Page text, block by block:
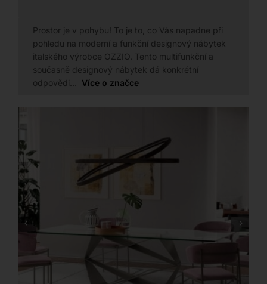
Prostor je v pohybu! To je to, co Vás napadne při
pohledu na moderní a funkční designový nábytek
italského výrobce OZZIO. Tento multifunkční a
současně designový nábytek dá konkrétní
odpovědi… Více o značce